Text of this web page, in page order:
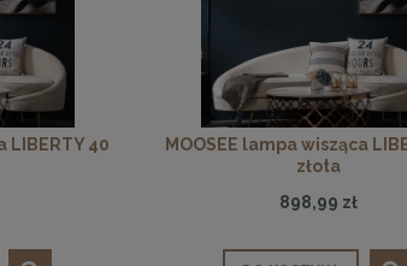
LIBERTY 40
MOOSEE lampa wisząca
złota
898,99 zł